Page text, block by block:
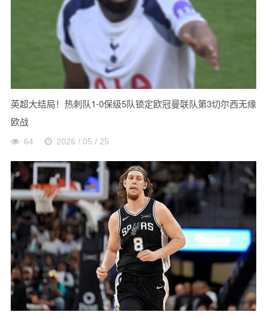
英超大结局！热刺队1-0保级5队锁定欧冠曼联队第3切尔西无缘
欧战
64 2026 / 05 / 25